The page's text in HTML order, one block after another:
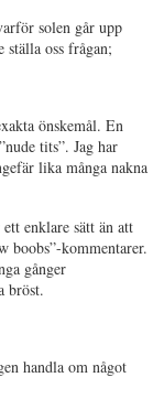
solen går upp
ställa oss frågan;
önskemål. En
tits”. Jag har
lika många nakna
enklare sätt än att
boobs”-kommentarer.
gånger
bröst.
handla om något